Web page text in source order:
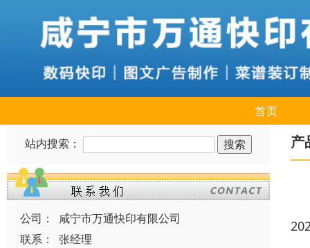
首页
站内搜索：
公司：
咸宁市万通快印有限公司
联系：
张经理
产